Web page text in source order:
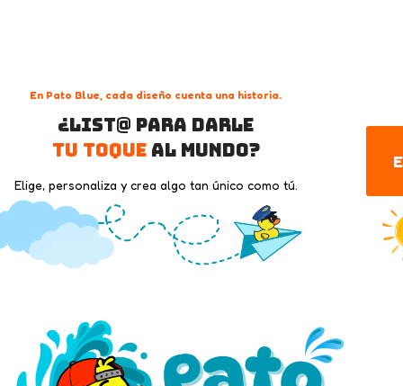
En Pato Blue, cada diseño cuenta una historia.
¿List@ para darle
tu toqueal mundo?
Elige, personaliza y crea algo tan único como tú.